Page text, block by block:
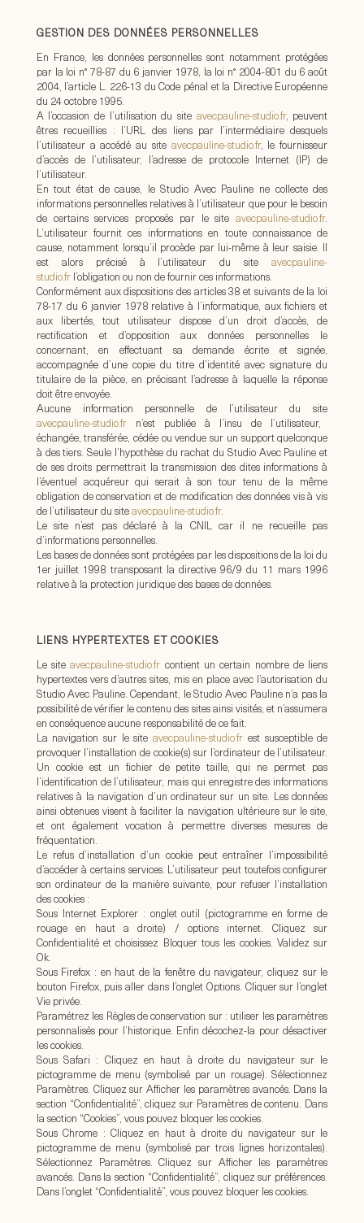
GESTION DES DONNÉES PERSONNELLES
En France, les données personnelles sont notamment protégées
par la loi n° 78-87 du 6 janvier 1978, la loi n° 2004-801 du 6 août
2004, l’article L. 226-13 du Code pénal et la Directive Européenne
du 24 octobre 1995.
A l’occasion de l’utilisation du site avecpauline-studio.fr, peuvent
êtres recueillies : l’URL des liens par l’intermédiaire desquels
l’utilisateur a accédé au site avecpauline-studio.fr, le fournisseur
d’accès de l’utilisateur, l’adresse de protocole Internet (IP) de
l’utilisateur.
En tout état de cause, le Studio Avec Pauline ne collecte des
informations personnelles relatives à l’utilisateur que pour le besoin
de certains services proposés par le site
avecpauline-studio.fr.
L’utilisateur fournit ces informations en toute connaissance de
cause, notamment lorsqu’il procède par lui-même à leur saisie. Il
est alors précisé à l’utilisateur du site
avecpauline-
studio.fr l’obligation ou non de fournir ces informations.
Conformément aux dispositions des articles 38 et suivants de la loi
78-17 du 6 janvier 1978 relative à l’informatique, aux fichiers et
aux libertés, tout utilisateur dispose d’un droit d’accès, de
rectification et d’opposition aux données personnelles le
concernant, en effectuant sa demande écrite et signée,
accompagnée d’une copie du titre d’identité avec signature du
titulaire de la pièce, en précisant l’adresse à laquelle la réponse
doit être envoyée.
Aucune information personnelle de l’utilisateur du site
avecpauline-studio.fr
n’est publiée à l’insu de l’utilisateur,
échangée, transférée, cédée ou vendue sur un support quelconque
à des tiers. Seule l’hypothèse du rachat du Studio Avec Pauline et
de ses droits permettrait la transmission des dites informations à
l’éventuel acquéreur qui serait à son tour tenu de la même
obligation de conservation et de modification des données vis à vis
de l’utilisateur du site avecpauline-studio.fr.
Le site n’est pas déclaré à la CNIL car il ne recueille pas
d’informations personnelles.
Les bases de données sont protégées par les dispositions de la loi du
1er juillet 1998 transposant la directive 96/9 du 11 mars 1996
relative à la protection juridique des bases de données.
LIENS HYPERTEXTES ET COOKIES
Le site avecpauline-studio.fr contient un certain nombre de liens
hypertextes vers d’autres sites, mis en place avec l’autorisation du
Studio Avec Pauline. Cependant, le Studio Avec Pauline n’a pas la
possibilité de vérifier le contenu des sites ainsi visités, et n’assumera
en conséquence aucune responsabilité de ce fait.
La navigation sur le site avecpauline-studio.fr est susceptible de
provoquer l’installation de cookie(s) sur l’ordinateur de l’utilisateur.
Un cookie est un fichier de petite taille, qui ne permet pas
l’identification de l’utilisateur, mais qui enregistre des informations
relatives à la navigation d’un ordinateur sur un site. Les données
ainsi obtenues visent à faciliter la navigation ultérieure sur le site,
et ont également vocation à permettre diverses mesures de
fréquentation.
Le refus d’installation d’un cookie peut entraîner l’impossibilité
d’accéder à certains services. L’utilisateur peut toutefois configurer
son ordinateur de la manière suivante, pour refuser l’installation
des cookies :
Sous Internet Explorer : onglet outil (pictogramme en forme de
rouage en haut a droite) / options internet. Cliquez sur
Confidentialité et choisissez Bloquer tous les cookies. Validez sur
Ok.
Sous Firefox : en haut de la fenêtre du navigateur, cliquez sur le
bouton Firefox, puis aller dans l’onglet Options. Cliquer sur l’onglet
Vie privée.
Paramétrez les Règles de conservation sur : utiliser les paramètres
personnalisés pour l’historique. Enfin décochez-la pour désactiver
les cookies.
Sous Safari : Cliquez en haut à droite du navigateur sur le
pictogramme de menu (symbolisé par un rouage). Sélectionnez
Paramètres. Cliquez sur Afficher les paramètres avancés. Dans la
section “Confidentialité”, cliquez sur Paramètres de contenu. Dans
la section “Cookies”, vous pouvez bloquer les cookies.
Sous Chrome : Cliquez en haut à droite du navigateur sur le
pictogramme de menu (symbolisé par trois lignes horizontales).
Sélectionnez Paramètres. Cliquez sur Afficher les paramètres
avancés. Dans la section “Confidentialité”, cliquez sur préférences.
Dans l’onglet “Confidentialité”, vous pouvez bloquer les cookies.